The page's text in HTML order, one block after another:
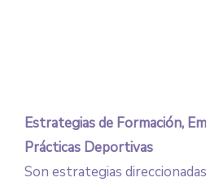
Estrategias de Formación,
Prácticas Deportivas
Son estrategias